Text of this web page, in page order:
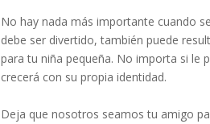
No hay nada más importante cuando
debe ser divertido, también puede
para tu niña pequeña. No importa si le
crecerá con su propia identidad.
Deja que nosotros seamos tu amigo